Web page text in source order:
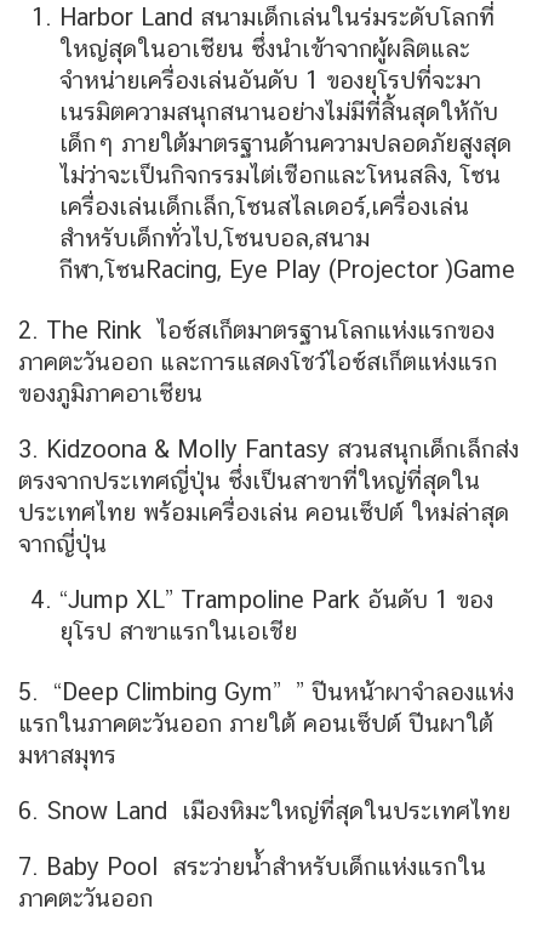
Harbor Land สนามเด็กเล่นในร่มระดับโลกที่
ใหญ่สุดในอาเซียน ซึ่งนำเข้าจากผู้ผลิตและ
จำหน่ายเครื่องเล่นอันดับ 1 ของยุโรปที่จะมา
เนรมิตความสนุกสนานอย่างไม่มีที่สิ้นสุดให้กับ
เด็กๆ ภายใต้มาตรฐานด้านความปลอดภัยสูงสุด
ไม่ว่าจะเป็นกิจกรรมไต่เชือกและโหนสลิง, โซน
เครื่องเล่นเด็กเล็ก,โซนสไลเดอร์,เครื่องเล่น
สำหรับเด็กทั่วไป,โซนบอล,สนาม
กีฬา,โซนRacing, Eye Play (Projector )Game
2. The Rink ไอซ์สเก็ตมาตรฐานโลกแห่งแรกของ
ภาคตะวันออก และการแสดงโชว์ไอซ์สเก็ตแห่งแรก
ของภูมิภาคอาเซียน
3. Kidzoona & Molly Fantasy สวนสนุกเด็กเล็กส่ง
ตรงจากประเทศญี่ปุ่น ซึ่งเป็นสาขาที่ใหญ่ที่สุดใน
ประเทศไทย พร้อมเครื่องเล่น คอนเซ็ปต์ ใหม่ล่าสุด
จากญี่ปุ่น
“Jump XL” Trampoline Park อันดับ 1 ของ
ยุโรป สาขาแรกในเอเชีย
5. “Deep Climbing Gym” ” ปีนหน้าผาจำลองแห่ง
แรกในภาคตะวันออก ภายใต้ คอนเซ็ปต์ ปีนผาใต้
มหาสมุทร
6. Snow Land เมืองหิมะใหญ่ที่สุดในประเทศไทย
7. Baby Pool สระว่ายน้ำสำหรับเด็กแห่งแรกใน
ภาคตะวันออก